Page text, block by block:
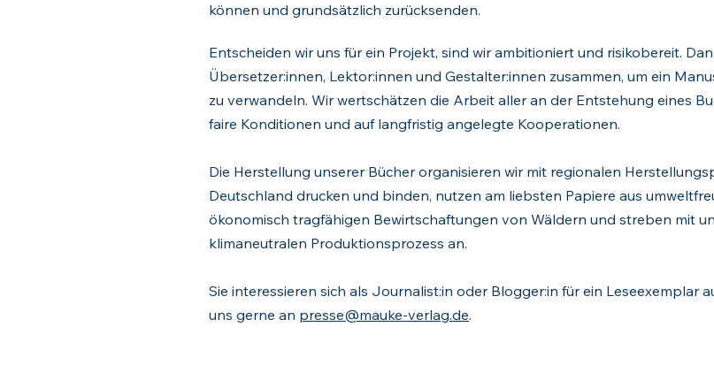
können und grundsätzlich zurücksenden.
Entscheiden wir uns für ein Projekt, sind wir ambitioniert und risikobereit.
Übersetzer:innen, Lektor:innen und Gestalter:innen zusammen, um ein
zu verwandeln. Wir wertschätzen die Arbeit aller an der Entstehung eines
faire Konditionen und auf langfristig angelegte Kooperationen.
Die Herstellung unserer Bücher organisieren wir mit regionalen
Deutschland drucken und binden, nutzen am liebsten Papiere aus
ökonomisch tragfähigen Bewirtschaftungen von Wäldern und streben mit
klimaneutralen Produktionsprozess an.
Sie interessieren sich als Journalist:in oder Blogger:in für ein Leseexemplar
uns gerne an presse@mauke-verlag.de.